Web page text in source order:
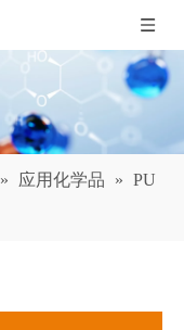
» 应用化学品 » PU